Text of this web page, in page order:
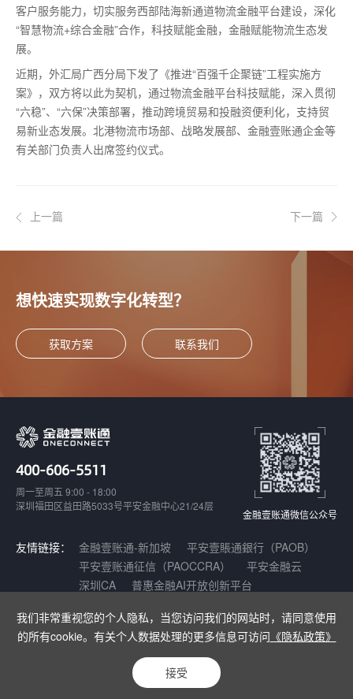
我们非常重视您的个人隐私，当您访问我们的网站时，请同意使用
的所有cookie。有关个人数据处理的更多信息可访问 《隐私政策》
接受
客户服务能力，切实服务西部陆海新通道物流金融平台建设，深化
“智慧物流+综合金融”合作，科技赋能金融，金融赋能物流生态发
展。
近期，外汇局广西分局下发了《推进“百强千企聚链”工程实施方
案》，双方将以此为契机，通过物流金融平台科技赋能，深入贯彻
“六稳”、“六保”决策部署，推动跨境贸易和投融资便利化，支持贸
易新业态发展。北港物流市场部、战略发展部、金融壹账通企金等
有关部门负责人出席签约仪式。
上一篇 下一篇
想快速实现数字化转型？
获取方案 联系我们
400-606-5511
周一至周五 9:00 - 18:00
深圳福田区益田路5033号平安金融中心21/24层
金融壹账通微信公众号
友情链接： 金融壹账通-新加坡
平安壹賬通銀行（PAOB）
平安壹账通征信（PAOCCRA）
平安金融云
深圳CA
普惠金融AI开放创新平台
Copyright © 2021-2025 深圳壹账通智能科技有限公司 |增值电信业务经营
许可证：粤B2-20180141 |粤ICP备17140175号|粤公网安备
网站地图